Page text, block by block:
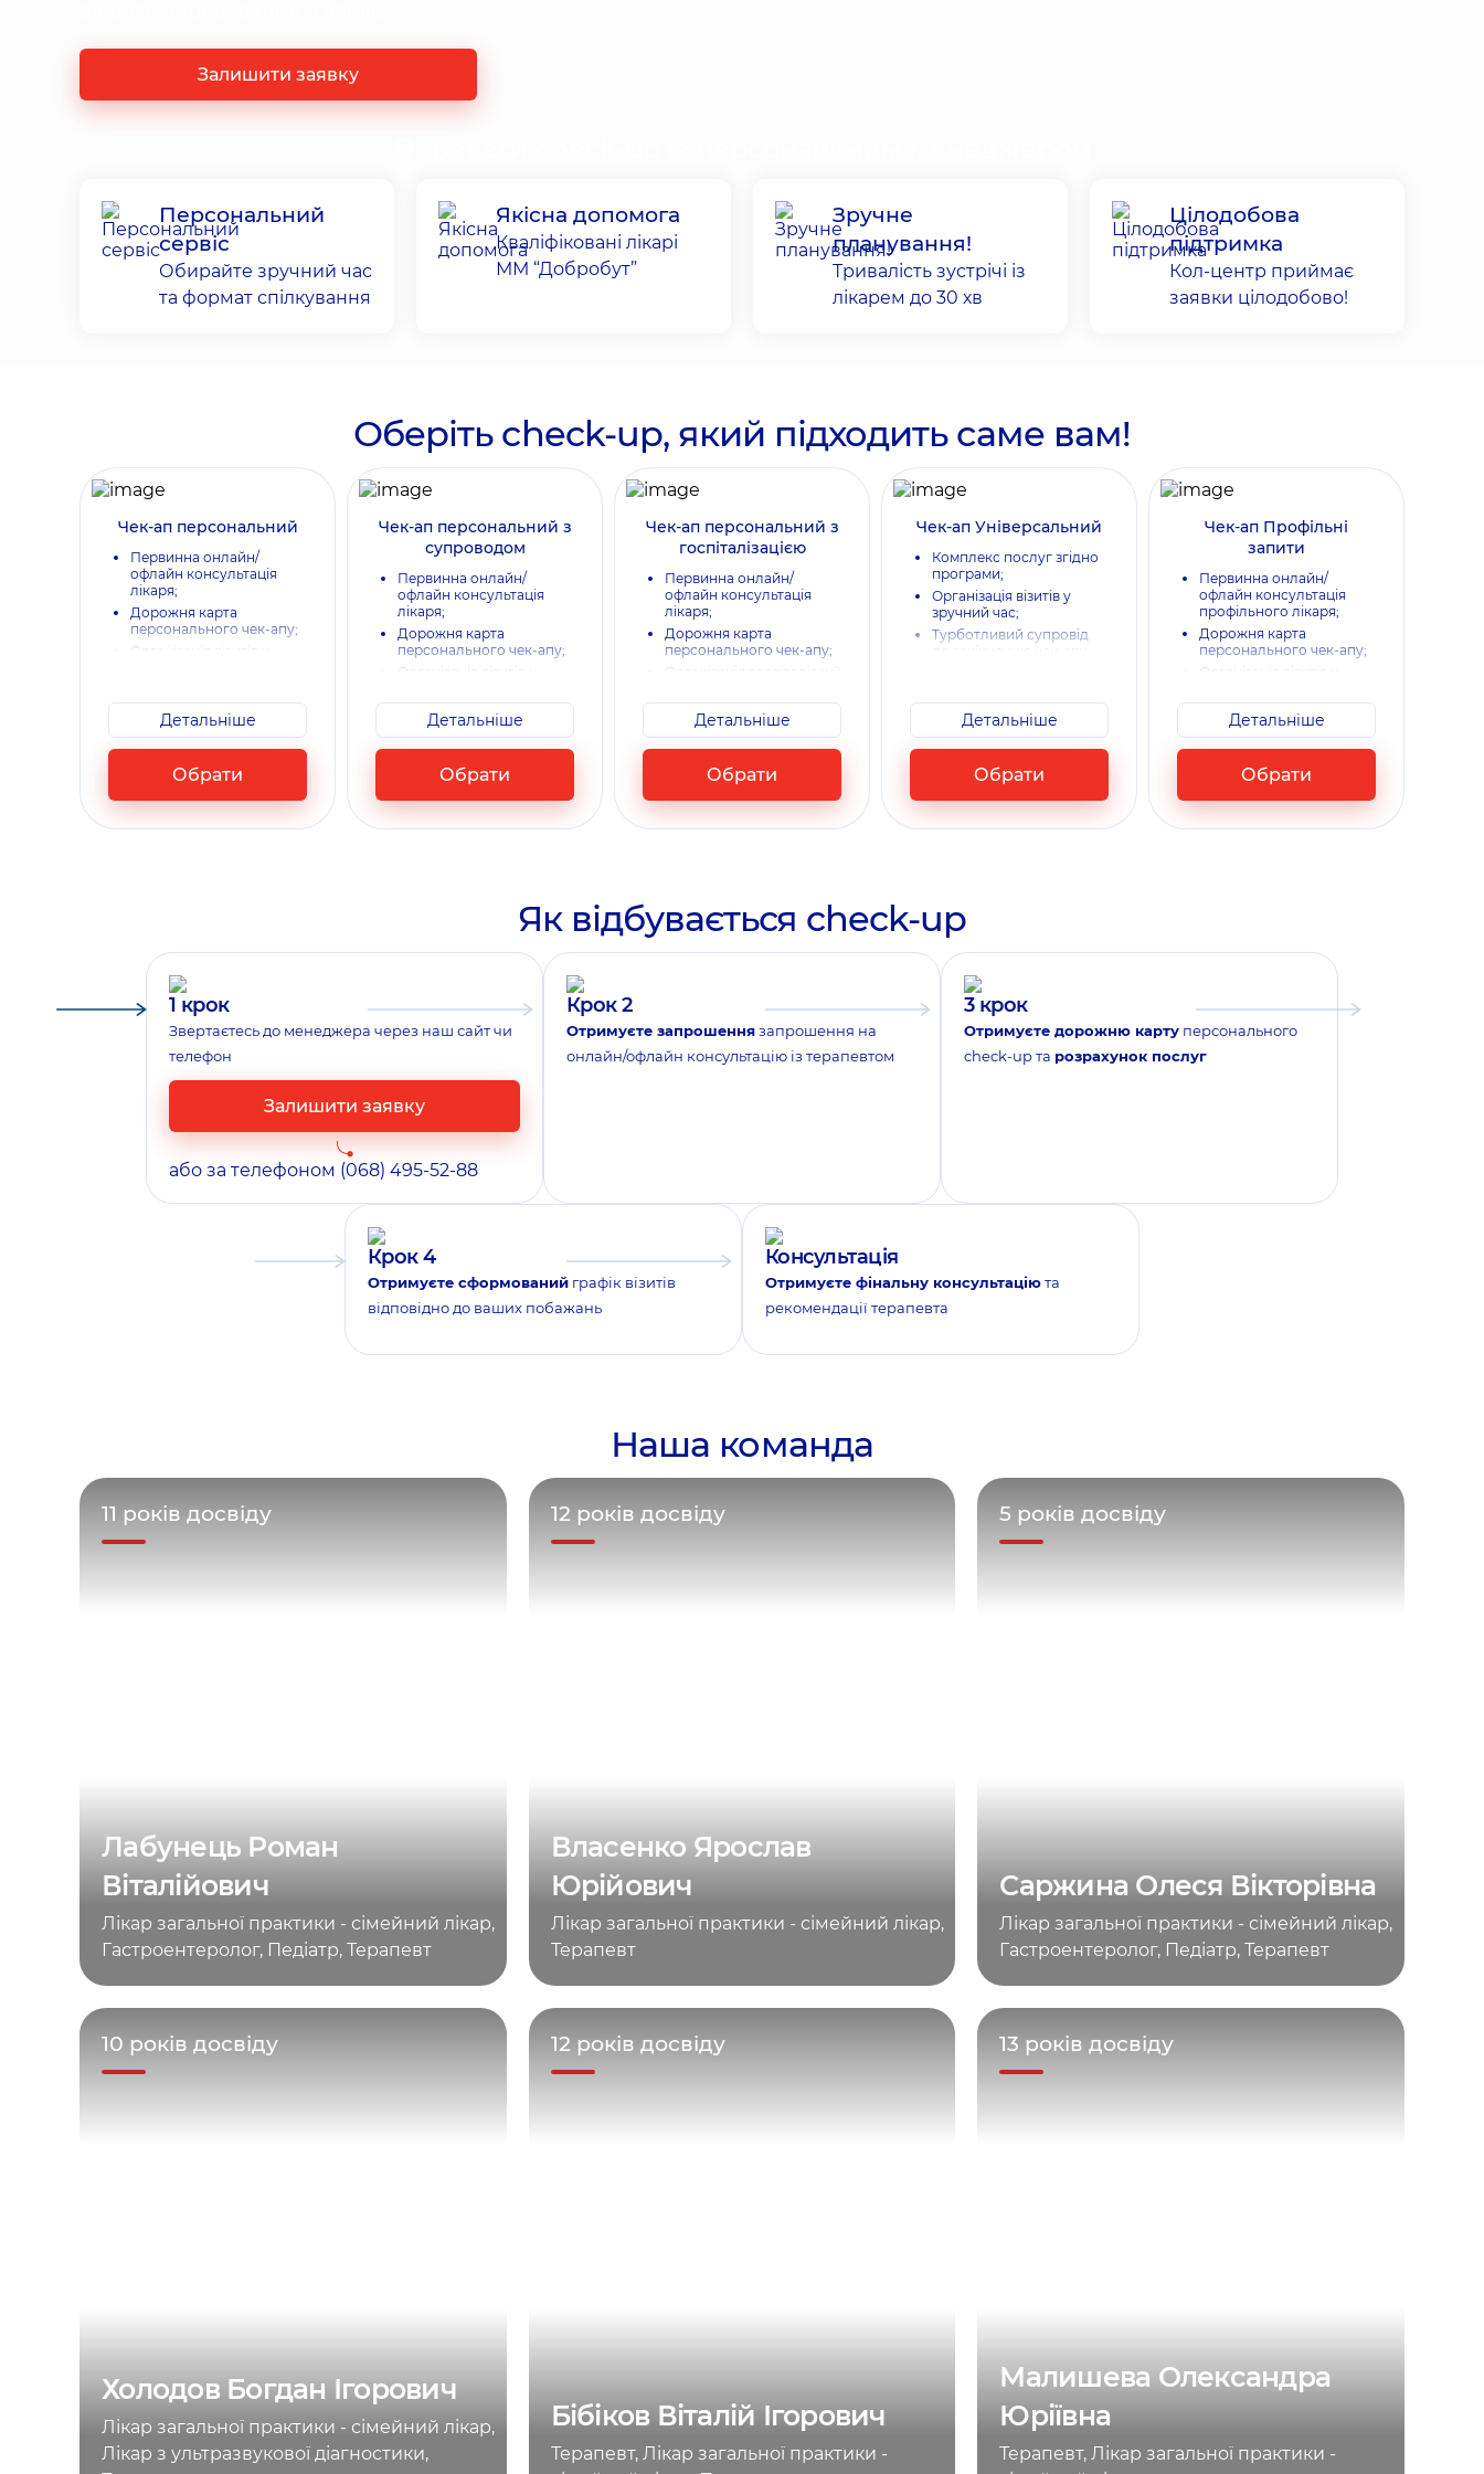
Оберіть check-up, який підходить саме вам!
Чек-ап персональний
Первинна онлайн/
офлайн консультація
лікаря;
Дорожня карта
персонального чек-апу;
Організація візитів у
лікаря за результатами
чек-апу​;
Турботливий супровід
Нагадування-турбота
через 11 місяців.
Детальніше
Обрати
Чек-ап персональний з
супроводом
Первинна онлайн/
офлайн консультація
лікаря;
Дорожня карта
персонального чек-апу;
Організація візитів у
супроводом менеджера
в клініці​;
чек-апу;
Турботливий супровід
Детальніше
Обрати
Чек-ап персональний з
госпіталізацією
Первинна онлайн/
офлайн консультація
лікаря;
Дорожня карта
персонального чек-апу;
Організація госпіталізації
особистим супроводом
менеджера в стаціонарі;
чек-апу;
Турботливий супровід
Детальніше
Обрати
Чек-ап Універсальний
Комплекс послуг згідно
програми;
Організація візитів у
зручний час;
Турботливий супровід
по закінченню чек-апу​;
Детальніше
Обрати
Чек-ап Профільні
запити
Первинна онлайн/
офлайн консультація
профільного лікаря;
Дорожня карта
персонального чек-апу;
Організація візитів у
Консультація-резюме
лікаря за результатами
Турботливий супровід
по закінченню чек-апу;
Нагадування-турбота
Детальніше
Обрати
Наша команда
11 років досвіду
Лабунець Роман
Віталійович
Лікар загальної практики - сімейний лікар,
Гастроентеролог, Педіатр, Терапевт
12 років досвіду
Власенко Ярослав
Юрійович
Лікар загальної практики - сімейний лікар,
Терапевт
5 років досвіду
Саржина Олеся Вікторівна
Лікар загальної практики - сімейний лікар,
Гастроентеролог, Педіатр, Терапевт
10 років досвіду
Холодов Богдан Ігорович
Лікар загальної практики - сімейний лікар,
Лікар з ультразвукової діагностики,
12 років досвіду
Бібіков Віталій Ігорович
Терапевт, Лікар загальної практики -
13 років досвіду
Малишева Олександра
Юріївна
Терапевт, Лікар загальної практики -
Як відбувається check-up
1 крок
Звертаєтесь до менеджера через наш сайт чи
телефон
Залишити заявку
або за телефоном (068) 495-52-88
Крок 2
Отримуєте запрошеннязапрошення на
онлайн/офлайн консультацію із терапевтом
3 крок
Отримуєте дорожню картуперсонального
check-up та розрахунок послуг
Крок 4
Отримуєте сформований графік візитів
відповідно до ваших побажань
Консультація
Отримуєте фінальну консультаціюта
рекомендації терапевта
Залишити заявку
Персональний
сервіс
Обирайте зручний час
та формат спілкування
Якісна допомога
Кваліфіковані лікарі
ММ “Добробут”
Зручне
планування!
Тривалість зустрічі із
лікарем до 30 хв
Цілодобова
підтримка
Кол-центр приймає
заявки цілодобово!